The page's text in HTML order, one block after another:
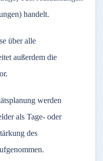
handelt.
über alle
außerdem die
werden
als Tage- oder
des